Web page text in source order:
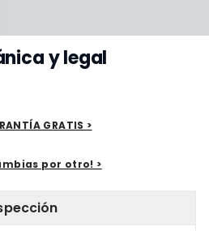
y legal
GRATIS >
por otro! >